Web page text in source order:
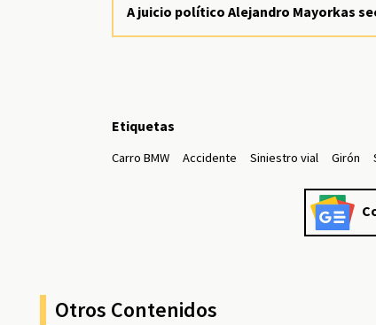
A juicio político Alejandro Mayorkas
Etiquetas
Carro BMW Accidente Siniestro vial Girón
Otros Contenidos